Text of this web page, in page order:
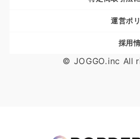
運営ポ
採用
© JOGGO.inc All